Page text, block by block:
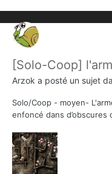
[Solo-Coop]
Arzok a posté un sujet
Solo/Coop - moyen-
enfoncé dans d’obscures
vers la sortie, prête à
héros doivent pénétrer d...